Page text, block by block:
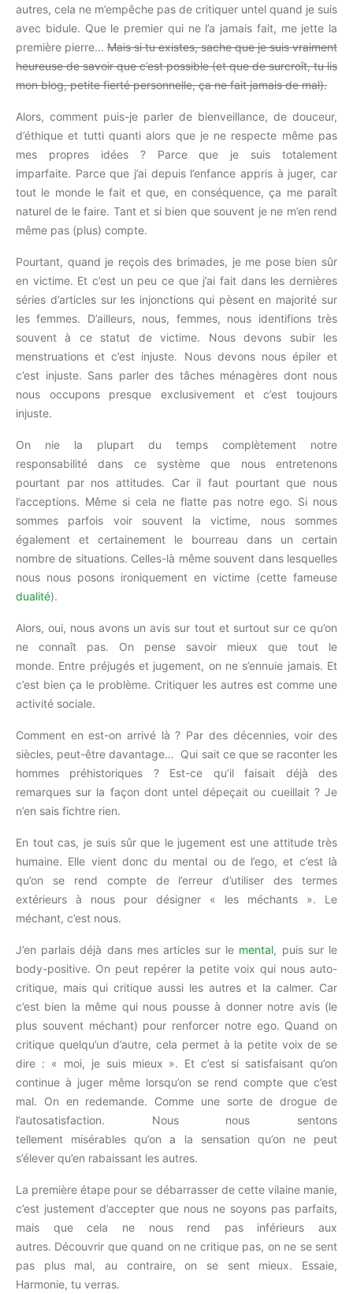
autres, cela ne m’empêche pas de critiquer untel quand je suis
avec bidule. Que le premier qui ne l’a jamais fait, me jette la
première pierre… Mais si tu existes, sache que je suis vraiment
heureuse de savoir que c’est possible(et que de surcroît, tu lis
mon blog, petite fierté personnelle, ça ne fait jamais de mal).
Alors, comment puis-je parler de bienveillance, de douceur,
d’éthique et tutti quantialors que je ne respecte même pas
mes propres idées ?Parce que je suis totalement
imparfaite. Parce que j’ai depuis l’enfance appris à juger, car
tout le monde le fait et que, en conséquence, ça me paraît
naturel de le faire. Tant et si bien que souvent je ne m’en rend
même pas (plus) compte.
Pourtant, quand je reçois des brimades, je me pose bien sûr
en victime. Et c’est un peu ce que j’ai fait dans les dernières
séries d’articles sur les injonctions qui pèsent en majorité sur
les femmes. D’ailleurs, nous, femmes, nous identifions très
souvent à ce statut de victime. Nous devons subir les
menstruations et c’est injuste. Nous devons nous épiler et
c’est injuste. Sans parler des tâches ménagères dont nous
nous occupons presque exclusivement et c’est toujours
injuste.
On nie la plupart du temps complètement notre
responsabilité dans ce système que nous entretenons
pourtant par nos attitudes. Car il faut pourtant que nous
l’acceptions. Même si cela ne flatte pas notre ego. Si nous
sommes parfois voir souvent la victime, nous sommes
également et certainement le bourreau dans un certain
nombre de situations. Celles-là même souvent dans lesquelles
nous nous posons ironiquement en victime (cette fameuse
dualité).
Alors, oui, nous avons un avis sur tout et surtout sur ce qu’on
ne connaît pas. On pense savoir mieux que tout le
monde. Entre préjugés et jugement, on ne s’ennuie jamais. Et
c’est bien ça le problème. Critiquer les autres est comme une
activité sociale.
Comment en est-on arrivé là ? Par des décennies, voir des
siècles, peut-être davantage…
Qui sait ce que se raconter les
hommes préhistoriques ?Est-ce qu’il faisait déjà des
remarques sur la façon dont untel dépeçait ou cueillait ?Je
n’en sais fichtre rien.
En tout cas, je suis sûr que le jugement est une attitude très
humaine. Elle vient donc du mental ou de l’ego, et c’est là
qu’on se rend compte de l’erreur d’utiliser des termes
extérieurs à nous pour désigner « les méchants ». Le
méchant, c’est nous.
J’en parlais déjà dans mes articles sur le mental, puis sur le
body-positive. On peut repérer la petite voix qui nous auto-
critique, mais qui critique aussi les autres et la calmer. Car
c’est bien la même qui nous pousse à donner notre avis (le
plus souvent méchant) pour renforcer notre ego. Quand on
critique quelqu’un d’autre, cela permet à la petite voix de se
dire : « moi, je suis mieux ». Et c’est si satisfaisant qu’on
continue à juger même lorsqu’on se rend compte que c’est
mal. On en redemande. Comme une sorte de drogue de
l’autosatisfaction. Nous nous sentons
tellement misérables qu’on a la sensation qu’on ne peut
s’élever qu’en rabaissant les autres.
La première étape pour se débarrasser de cette vilaine manie,
c’est justement d’accepter que nous ne soyons pas parfaits,
mais que cela ne nous rend pas inférieurs aux
autres. Découvrir que quand on ne critique pas, on ne se sent
pas plus mal, au contraire, on se sent mieux. Essaie,
Harmonie, tu verras.